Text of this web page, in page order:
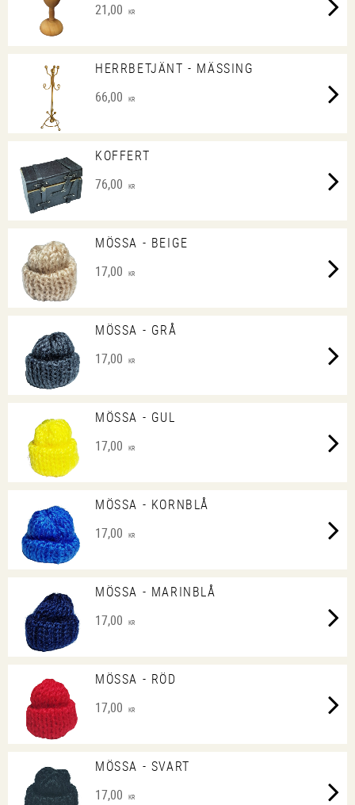
21,00
KR
HERRBETJÄNT - MÄSSING
66,00
KR
KOFFERT
76,00
KR
MÖSSA - BEIGE
17,00
KR
MÖSSA - GRÅ
17,00
KR
MÖSSA - GUL
17,00
KR
MÖSSA - KORNBLÅ
17,00
KR
MÖSSA - MARINBLÅ
17,00
KR
MÖSSA - RÖD
17,00
KR
MÖSSA - SVART
17,00
KR